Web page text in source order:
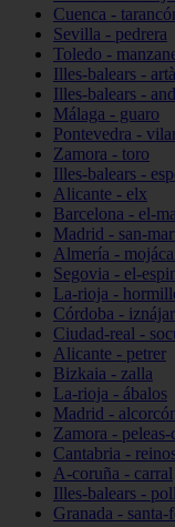
Cuenca -
Sevilla - pedrera
Toledo -
Illes-balears - artà
Illes-balears -
Málaga - guaro
Pontevedra -
Zamora - toro
Illes-balears -
Alicante - elx
Barcelona - el-
Madrid - san-
Almería -
Segovia - el-
La-rioja -
Córdoba - iznájar
Ciudad-real -
Alicante - petrer
Bizkaia - zalla
La-rioja - ábalos
Madrid -
Zamora - peleas-
Cantabria -
A-coruña - carral
Illes-balears -
Granada - santa-